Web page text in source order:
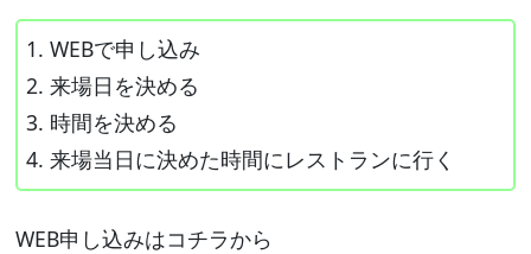
WEBで申し込み
来場日を決める
時間を決める
来場当日に決めた時間にレストランに行く
WEB申し込みはコチラから